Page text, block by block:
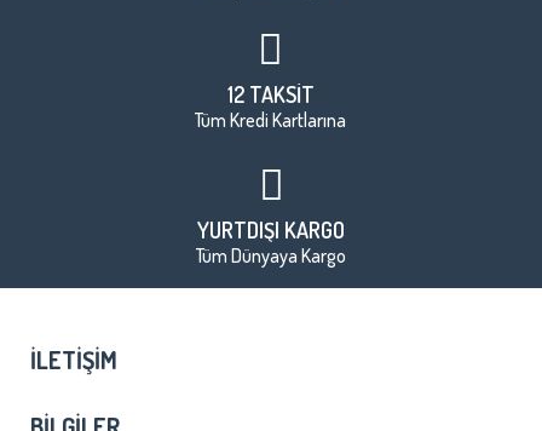
12 TAKSİT
Tüm Kredi Kartlarına
YURTDIŞI KARGO
Tüm Dünyaya Kargo
İLETIŞIM